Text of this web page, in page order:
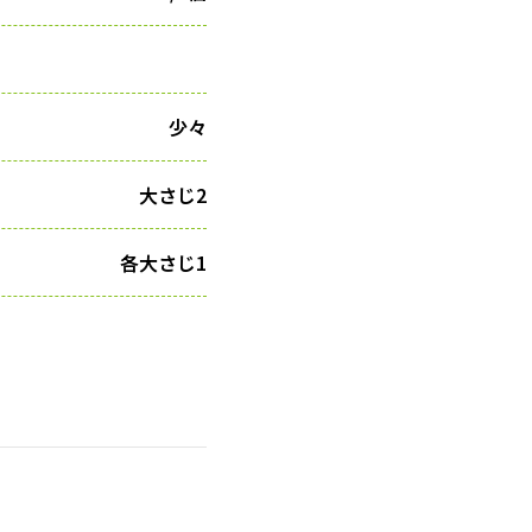
少々
大さじ2
各大さじ1